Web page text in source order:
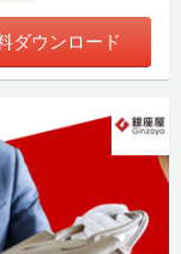
ダウンロード